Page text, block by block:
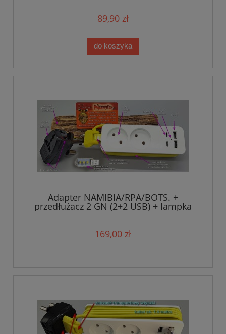
89,90 zł
do koszyka
Adapter NAMIBIA/RPA/BOTS. +
przedłużacz 2 GN (2+2 USB) + lampka
USB (ZESTAW)
169,00 zł